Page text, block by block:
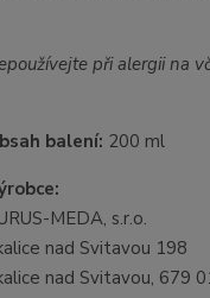
při alergii na
balení: 200 ml
MEDA, s.r.o.
nad Svitavou 198
nad Svitavou, 679